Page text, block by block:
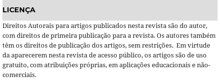
LICENÇA
Direitos Autorais para artigos publicados nesta revista são do autor,
com direitos de primeira publicação para a revista. Os autores também
têm os direitos de publicação dos artigos, sem restrições. Em virtude
da aparecerem nesta revista de acesso público, os artigos são de uso
gratuito, com atribuições próprias, em aplicações educacionais e não-
comerciais.